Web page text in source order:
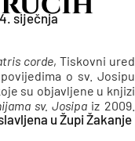
siječnja
u Župi Žakanje
corde, Tiskovni ured
o sv. Josipu
su objavljene u knjizi
sv. Josipa iz 2009.